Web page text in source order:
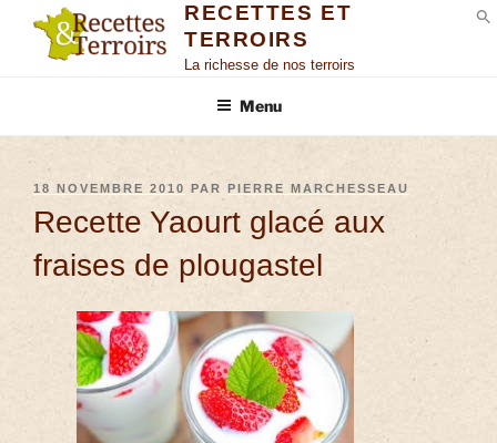
RECETTES ET
TERROIRS
La richesse de nos terroirs
Menu
18 NOVEMBRE 2010 PAR PIERRE MARCHESSEAU
Recette Yaourt glacé aux
fraises de plougastel